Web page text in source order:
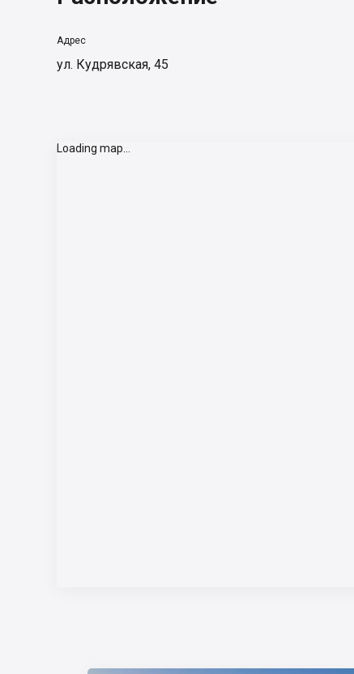
Адрес
ул. Кудрявская, 45
Loading map...